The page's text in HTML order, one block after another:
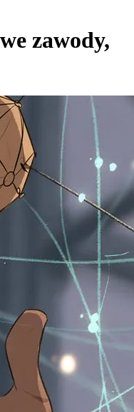
zawody,